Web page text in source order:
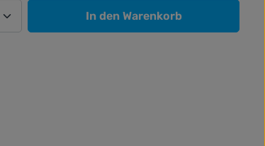
Gib den gewünschten Wert
In den Warenkorb